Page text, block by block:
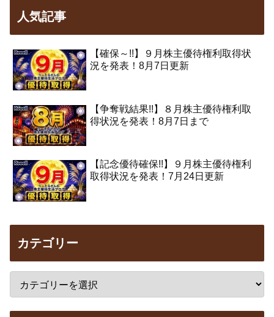
人気記事
【確保～!!】９月株主優待権利取得状
況を発表！8月7日更新
【争奪戦結果!!】８月株主優待権利取
得状況を発表！8月7日まで
【記念優待確保!!】９月株主優待権利
取得状況を発表！7月24日更新
カテゴリー